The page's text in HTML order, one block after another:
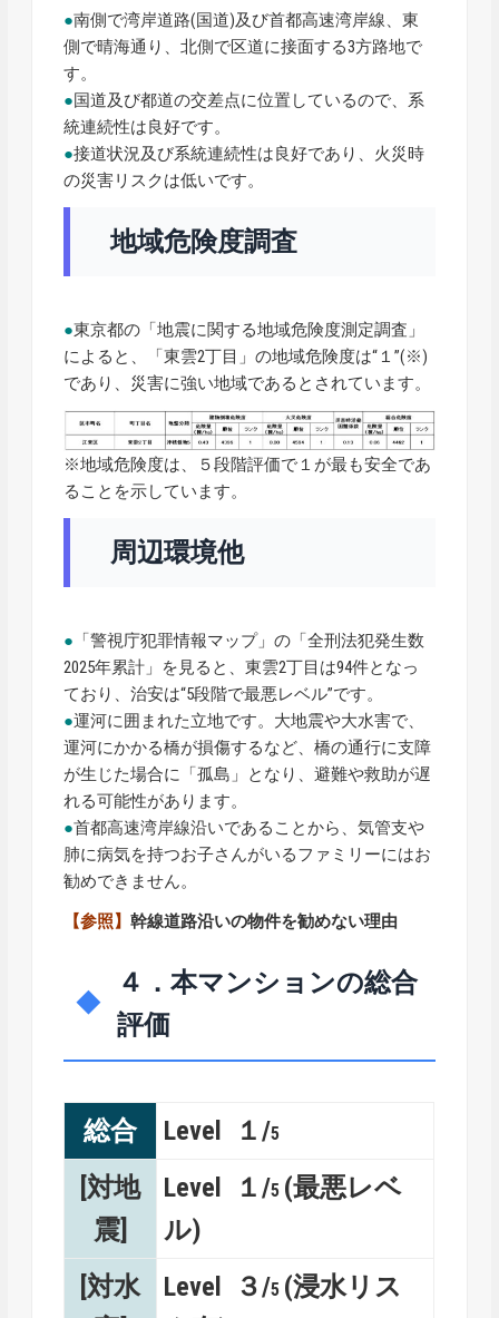
●南側で湾岸道路(国道)及び首都高速湾岸線、東
側で晴海通り、北側で区道に接面する3方路地で
す。
●国道及び都道の交差点に位置しているので、系
統連続性は良好です。
●接道状況及び系統連続性は良好であり、火災時
の災害リスクは低いです。
地域危険度調査
●東京都の「地震に関する地域危険度測定調査」
によると、「東雲2丁目」の地域危険度は“１”(※)
であり、災害に強い地域であるとされています。
※地域危険度は、５段階評価で１が最も安全であ
ることを示しています。
周辺環境他
● 「警視庁犯罪情報マップ」の「全刑法犯発生数
2025年累計」を見ると、東雲2丁目は94件となっ
ており、治安は“5段階で最悪レベル”です。
●運河に囲まれた立地です。大地震や大水害で、
運河にかかる橋が損傷するなど、橋の通行に支障
が生じた場合に「孤島」となり、避難や救助が遅
れる可能性があります。
●首都高速湾岸線沿いであることから、気管支や
肺に病気を持つお子さんがいるファミリーにはお
勧めできません。
【参照】幹線道路沿いの物件を勧めない理由
４．本マンションの総合
評価
総合 Level １/5
[対地
震]
Level １/5 (最悪レベ
ル)
[対水
Level ３/5 (浸水リス